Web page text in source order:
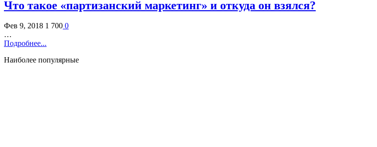
Что такое «партизанский маркетинг» и откуда он взялся?
Фев 9, 2018 1 700 0
…
Подробнее...
Наиболее популярные